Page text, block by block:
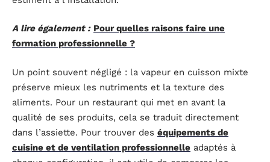
A lire également : Pour quelles raisons faire une
formation professionnelle ?
Un point souvent négligé : la vapeur en cuisson mixte
préserve mieux les nutriments et la texture des
aliments. Pour un restaurant qui met en avant la
qualité de ses produits, cela se traduit directement
dans l’assiette. Pour trouver des équipements de
cuisine et de ventilation professionnelle adaptés à